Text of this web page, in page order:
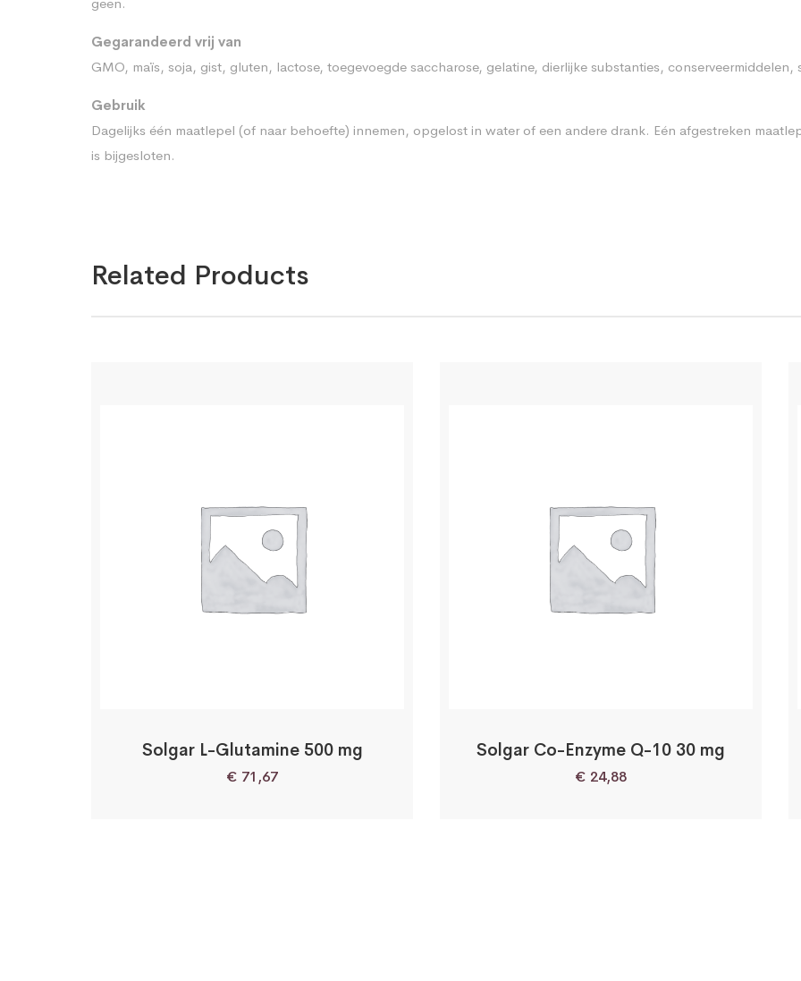
Gegarandeerd vrij van
GMO, maïs, soja, gist, gluten, lactose, toegevoegde saccharose, gelatine, dierlijke substanties,
Gebruik
Dagelijks één maatlepel (of naar behoefte) innemen, opgelost in water of een andere drank. Eén afgestreken
is bijgesloten.
Related Products
Solgar L-Glutamine 500 mg
€ 71,67
Solgar Co-Enzyme Q-10 30 mg
€ 24,88